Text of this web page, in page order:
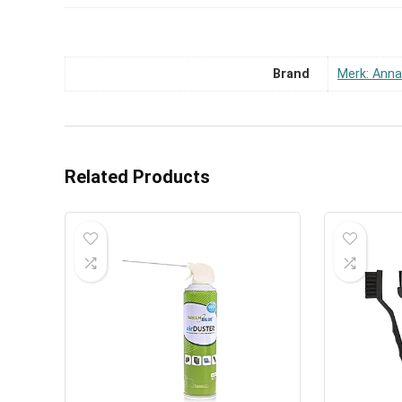
Brand Merk:
Related Products